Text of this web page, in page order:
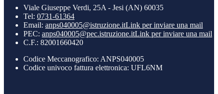
Viale Giuseppe Verdi, 25A - Jesi (AN) 60035
Tel: 0731-61364
Email: anps040005@istruzione.itLink per inviare una mail
PEC: anps040005@pec.istruzione.itLink per inviare una mail
C.F.: 82001660420
Codice Meccanografico: ANPS040005
Codice univoco fattura elettronica: UFL6NM